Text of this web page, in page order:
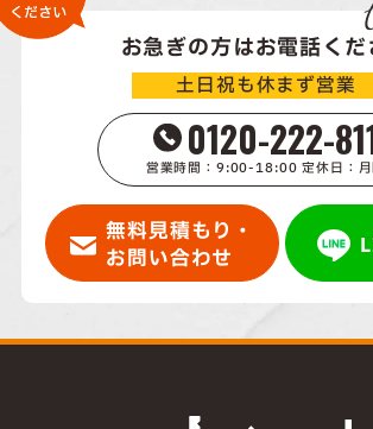
お急ぎの方はお電話くだ
土日祝も休まず営業
0120-222-
営業時間：9:00-18:00 定休日：月
無料見積もり・
お問い合わせ